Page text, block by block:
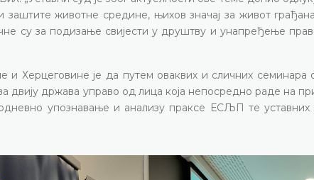
заштите животне средине, њихов значај за живот
су за подизање свијести у друштву и унапређење
и Херцеговине је да путем оваквих и сличних семинара
двију држава управо од лица која непосредно раде на
упознавање и анализу праксе ЕСЉП те